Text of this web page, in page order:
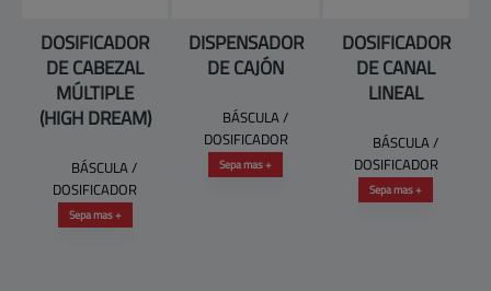
DOSIFICADOR
DE CABEZAL
MÚLTIPLE
(HIGH DREAM)
BÁSCULA /
DOSIFICADOR
Sepa mas +
DISPENSADOR
DE CAJÓN
BÁSCULA /
DOSIFICADOR
Sepa mas +
DOSIFICADOR
DE CANAL
LINEAL
BÁSCULA /
DOSIFICADOR
Sepa mas +